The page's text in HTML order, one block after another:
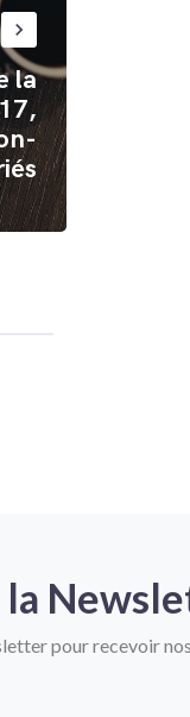
keyboard_arrow_right
la
la
pour recevoir